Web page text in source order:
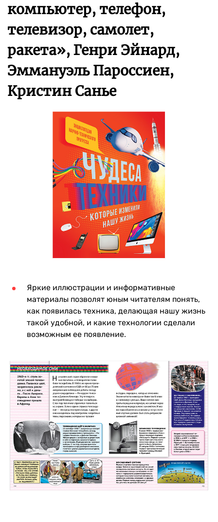
компьютер, телефон,
телевизор, самолет,
ракета», Генри Эйнард,
Эммануэль Пароссиен,
Кристин Санье
Яркие иллюстрации и информативные
материалы позволят юным читателям понять,
как появилась техника, делающая нашу жизнь
такой удобной, и какие технологии сделали
возможным ее появление.